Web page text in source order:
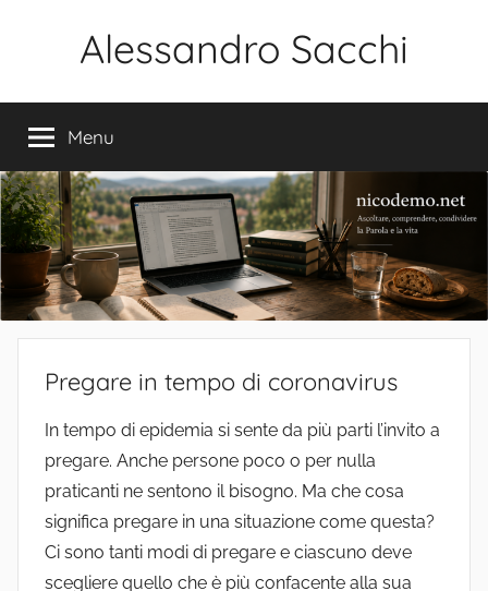
Alessandro Sacchi
Vita
Menu
Pregare in tempo di coronavirus
In tempo di epidemia si sente da più parti l’invito a
pregare. Anche persone poco o per nulla
praticanti ne sentono il bisogno. Ma che cosa
significa pregare in una situazione come questa?
Ci sono tanti modi di pregare e ciascuno deve
scegliere quello che è più confacente alla sua